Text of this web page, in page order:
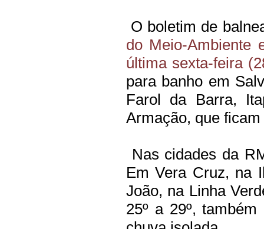
O boletim de
do Meio-Ambiente
última sexta-feira
para banho em
Farol da Barra,
Armação, que
Nas cidades da
Em Vera Cruz, na
João, na Linha
25º a 29º,